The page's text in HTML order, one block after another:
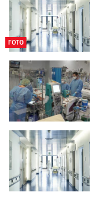
FOTO